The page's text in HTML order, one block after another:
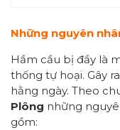
Những nguyên
Hầm cầu bị đầy là
thống tự hoại. Gây
hằng ngày. Theo
Plông những
gồm: